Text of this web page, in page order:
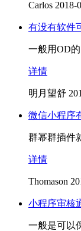
Carlos 2018-
有没有软件
一般用OD
详情
明月望舒
微信小程序
群幂群插件
详情
Thomason
小程序审核
一般是可以